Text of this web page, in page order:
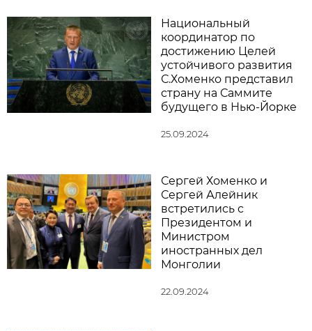
Национальный
координатор по
достижению Целей
устойчивого развития
С.Хоменко представил
страну на Саммите
будущего в Нью-Йорке
25.09.2024
Сергей Хоменко и
Сергей Алейник
встретились с
Президентом и
Министром
иностранных дел
Монголии
22.09.2024